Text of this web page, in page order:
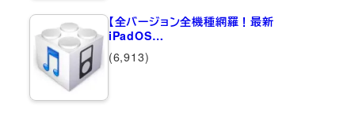
【全バージョン全機種網羅！最新
iPadOS…
(6,913)